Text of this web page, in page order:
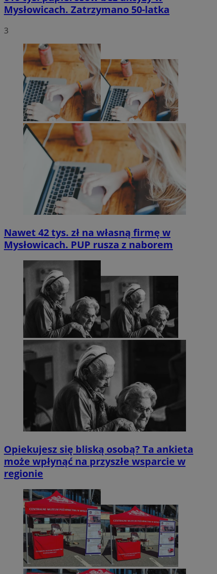
Mysłowicach. Zatrzymano 50-latka
3
Nawet 42 tys. zł na własną firmę w
Mysłowicach. PUP rusza z naborem
Opiekujesz się bliską osobą? Ta ankieta
może wpłynąć na przyszłe wsparcie w
regionie